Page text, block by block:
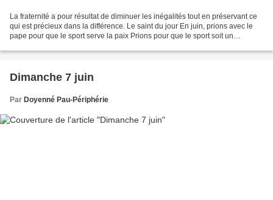
La fraternité a pour résultat de diminuer les inégalités tout en préservant ce
qui est précieux dans la différence. Le saint du jour En juin, prions avec le
pape pour que le sport serve la paix Prions pour que le sport soit un
Dimanche 7 juin
Par Doyenné Pau-Périphérie